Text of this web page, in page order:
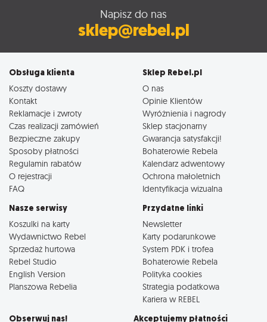
Napisz do nas
sklep@rebel.pl
Obsługa klienta
Koszty dostawy
Kontakt
Reklamacje i zwroty
Czas realizacji zamówień
Bezpieczne zakupy
Sposoby płatności
Regulamin rabatów
O rejestracji
FAQ
Sklep Rebel.pl
O nas
Opinie Klientów
Wyróżnienia i nagrody
Sklep stacjonarny
Gwarancja satysfakcji!
Bohaterowie Rebela
Kalendarz adwentowy
Ochrona małoletnich
Identyfikacja wizualna
Nasze serwisy
Koszulki na karty
Wydawnictwo Rebel
Sprzedaż hurtowa
Rebel Studio
English Version
Planszowa Rebelia
Przydatne linki
Newsletter
Karty podarunkowe
System PDK i trofea
Bohaterowie Rebela
Polityka cookies
Strategia podatkowa
Kariera w REBEL
Obserwuj nas! Akceptujemy płatności